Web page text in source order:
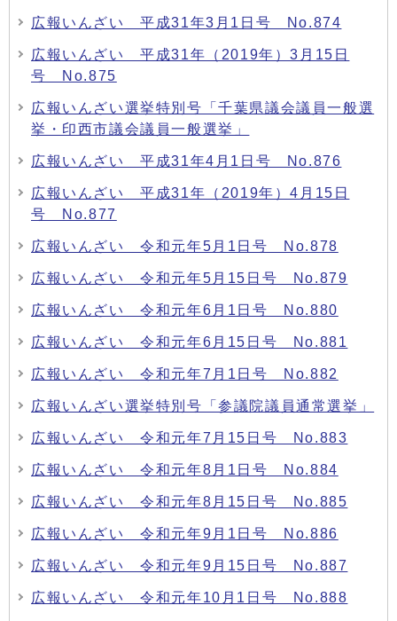
広報いんざい 平成31年3月1日号 No.874
広報いんざい 平成31年（2019年）3月15日
号 No.875
広報いんざい選挙特別号「千葉県議会議員一般選
挙・印西市議会議員一般選挙」
広報いんざい 平成31年4月1日号 No.876
広報いんざい 平成31年（2019年）4月15日
号 No.877
広報いんざい 令和元年5月1日号 No.878
広報いんざい 令和元年5月15日号 No.879
広報いんざい 令和元年6月1日号 No.880
広報いんざい 令和元年6月15日号 No.881
広報いんざい 令和元年7月1日号 No.882
広報いんざい選挙特別号「参議院議員通常選挙」
広報いんざい 令和元年7月15日号 No.883
広報いんざい 令和元年8月1日号 No.884
広報いんざい 令和元年8月15日号 No.885
広報いんざい 令和元年9月1日号 No.886
広報いんざい 令和元年9月15日号 No.887
広報いんざい 令和元年10月1日号 No.888